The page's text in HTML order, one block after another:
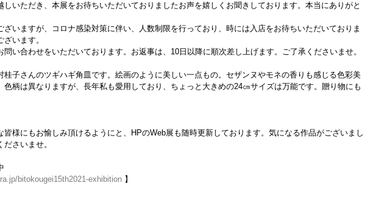
しいただき、本展をお待ちいただいておりましたお声を嬉しくお聞きしております。本当にありがと
ざいますが、コロナ感染対策に伴い、人数制限を行っており、時には入店をお待ちいただいておりま
います。
問い合わせをいただいております。お返事は、10日以降に順次差し上げます。ご了承くださいませ。
桂子さんのツギハギ角皿です。絵画のように美しい一点もの。セザンヌやモネの香りも感じる色彩美
色柄は異なりますが、長年私も愛用しており、ちょっと大きめの24㎝サイズは万能です。贈り物にも
皆様にもお愉しみ頂けるようにと、HPのWeb展も随時更新しております。気になる作品がございまし
さいませ。
bitokougei15th2021-exhibition 】